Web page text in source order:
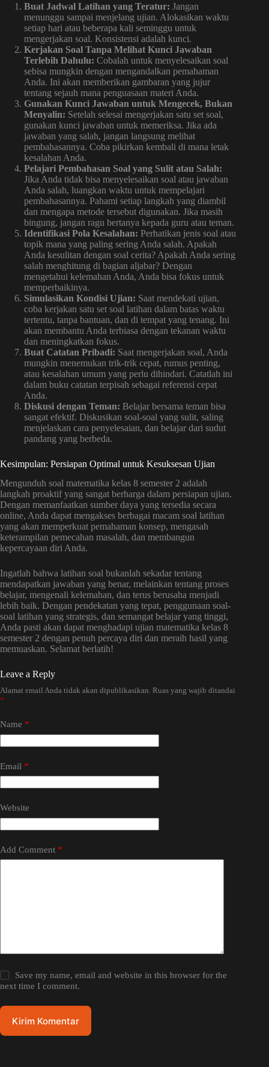
Buat Jadwal Latihan yang Teratur: Jangan
menunggu sampai menjelang ujian. Alokasikan waktu
setiap hari atau beberapa kali seminggu untuk
mengerjakan soal. Konsistensi adalah kunci.
Kerjakan Soal Tanpa Melihat Kunci Jawaban
Terlebih Dahulu: Cobalah untuk menyelesaikan soal
sebisa mungkin dengan mengandalkan pemahaman
Anda. Ini akan memberikan gambaran yang jujur
tentang sejauh mana penguasaan materi Anda.
Gunakan Kunci Jawaban untuk Mengecek, Bukan
Menyalin: Setelah selesai mengerjakan satu set soal,
gunakan kunci jawaban untuk memeriksa. Jika ada
jawaban yang salah, jangan langsung melihat
pembahasannya. Coba pikirkan kembali di mana letak
kesalahan Anda.
Pelajari Pembahasan Soal yang Sulit atau Salah:
Jika Anda tidak bisa menyelesaikan soal atau jawaban
Anda salah, luangkan waktu untuk mempelajari
pembahasannya. Pahami setiap langkah yang diambil
dan mengapa metode tersebut digunakan. Jika masih
bingung, jangan ragu bertanya kepada guru atau teman.
Identifikasi Pola Kesalahan: Perhatikan jenis soal atau
topik mana yang paling sering Anda salah. Apakah
Anda kesulitan dengan soal cerita? Apakah Anda sering
salah menghitung di bagian aljabar? Dengan
mengetahui kelemahan Anda, Anda bisa fokus untuk
memperbaikinya.
Simulasikan Kondisi Ujian: Saat mendekati ujian,
coba kerjakan satu set soal latihan dalam batas waktu
tertentu, tanpa bantuan, dan di tempat yang tenang. Ini
akan membantu Anda terbiasa dengan tekanan waktu
dan meningkatkan fokus.
Buat Catatan Pribadi: Saat mengerjakan soal, Anda
mungkin menemukan trik-trik cepat, rumus penting,
atau kesalahan umum yang perlu dihindari. Catatlah ini
dalam buku catatan terpisah sebagai referensi cepat
Anda.
Diskusi dengan Teman: Belajar bersama teman bisa
sangat efektif. Diskusikan soal-soal yang sulit, saling
menjelaskan cara penyelesaian, dan belajar dari sudut
pandang yang berbeda.
Kesimpulan: Persiapan Optimal untuk Kesuksesan Ujian
Mengunduh soal matematika kelas 8 semester 2 adalah
langkah proaktif yang sangat berharga dalam persiapan ujian.
Dengan memanfaatkan sumber daya yang tersedia secara
online, Anda dapat mengakses berbagai macam soal latihan
yang akan memperkuat pemahaman konsep, mengasah
keterampilan pemecahan masalah, dan membangun
kepercayaan diri Anda.
Ingatlah bahwa latihan soal bukanlah sekadar tentang
mendapatkan jawaban yang benar, melainkan tentang proses
belajar, mengenali kelemahan, dan terus berusaha menjadi
lebih baik. Dengan pendekatan yang tepat, penggunaan soal-
soal latihan yang strategis, dan semangat belajar yang tinggi,
Anda pasti akan dapat menghadapi ujian matematika kelas 8
semester 2 dengan penuh percaya diri dan meraih hasil yang
memuaskan. Selamat berlatih!
Leave a Reply
Alamat email Anda tidak akan dipublikasikan. Ruas yang wajib ditandai
*
Name *
Email *
Website
Add Comment *
Save my name, email and website in this browser for the
next time I comment.
Kirim Komentar